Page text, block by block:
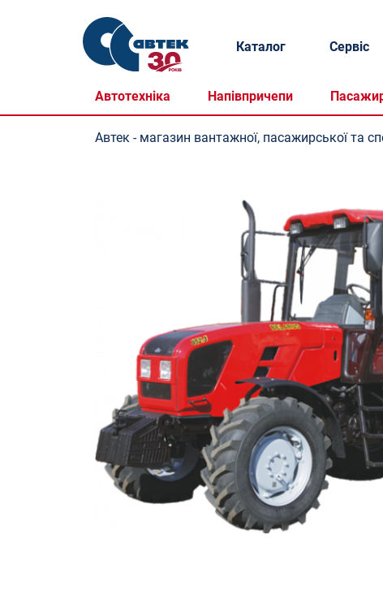
Каталог
Автотехніка Напівпричепи
Сервіс
Автек - магазин вантажної, пасажирської та